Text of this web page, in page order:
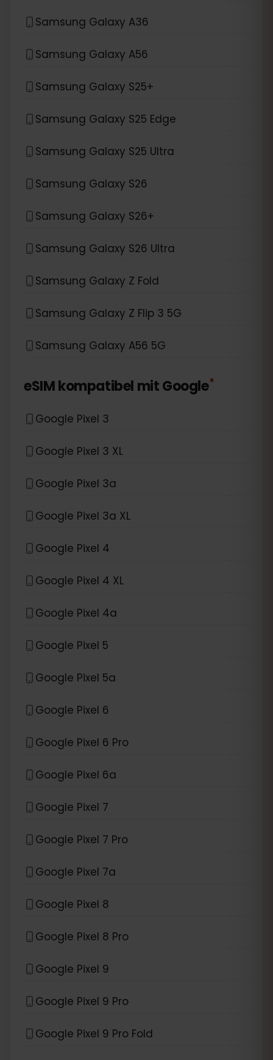
Samsung Galaxy A36
Samsung Galaxy A56
Samsung Galaxy S25+
Samsung Galaxy S25 Edge
Samsung Galaxy S25 Ultra
Samsung Galaxy S26
Samsung Galaxy S26+
Samsung Galaxy S26 Ultra
Samsung Galaxy Z Fold
Samsung Galaxy Z Flip 3 5G
Samsung Galaxy A56 5G
eSIM kompatibel mitGoogle*
Google Pixel 3
Google Pixel 3 XL
Google Pixel 3a
Google Pixel 3a XL
Google Pixel 4
Google Pixel 4 XL
Google Pixel 4a
Google Pixel 5
Google Pixel 5a
Google Pixel 6
Google Pixel 6 Pro
Google Pixel 6a
Google Pixel 7
Google Pixel 7 Pro
Google Pixel 7a
Google Pixel 8
Google Pixel 8 Pro
Google Pixel 9
Google Pixel 9 Pro
Google Pixel 9 Pro Fold